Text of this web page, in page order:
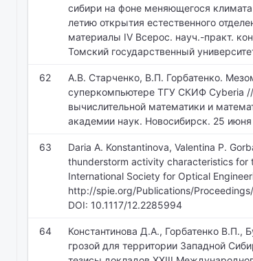
сибири на фоне меняющегося
летию открытия естественного
материалы IV Всерос. науч.-практ.
Томский государственный
62
А.В. Старченко, В.П. Горбатенко.
суперкомпьютере ТГУ СКИФ Cyberia
вычислительной математики и
академии наук. Новосибирск. 25
63
Daria A. Konstantinova, Valentina P.
thunderstorm activity characteristics for
International Society for Optical
http://spie.org/Publications/
DOI: 10.1117/12.2285994
64
Константинова Д.А., Горбатенко В.П.,
грозой для территории Западной